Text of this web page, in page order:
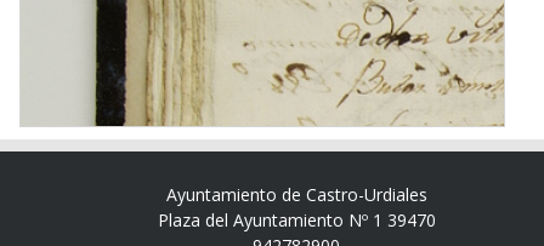
Ayuntamiento de Castro-Urdiales
Plaza del Ayuntamiento Nº 1 39470